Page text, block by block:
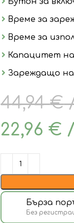
Време за
Време за
Капацитет на
Зареждащо
44,94€/
22,96€
Бърза
Без